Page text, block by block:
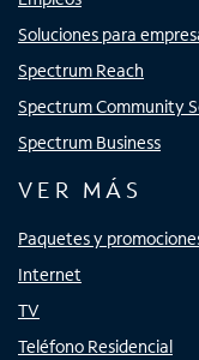
Soluciones para
Spectrum Reach
Spectrum Community
Spectrum Business
VER MÁS
Paquetes y
Internet
TV
Teléfono Residencial